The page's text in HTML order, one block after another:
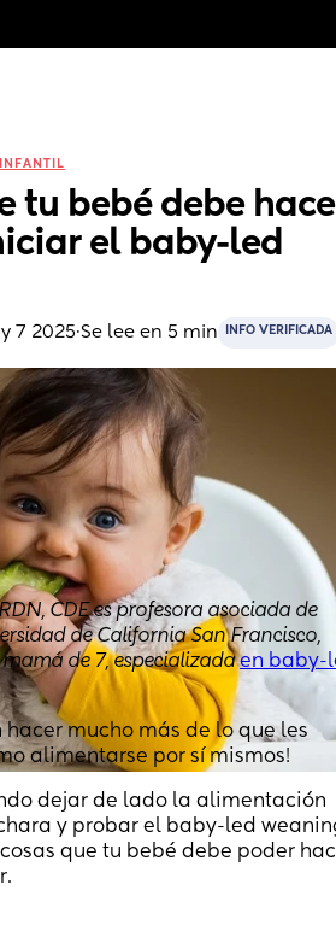
tu bebé debe
el baby-led
7 2025·Se lee en 5 min INFO VERIFICADA
CDE es profesora asociada de
de California San Francisco,
de 7, especializada en baby-
hacer mucho más de lo que les
alimentarse por sí mismos!
dejar de lado la alimentación
y probar el baby-led
que tu bebé debe poder